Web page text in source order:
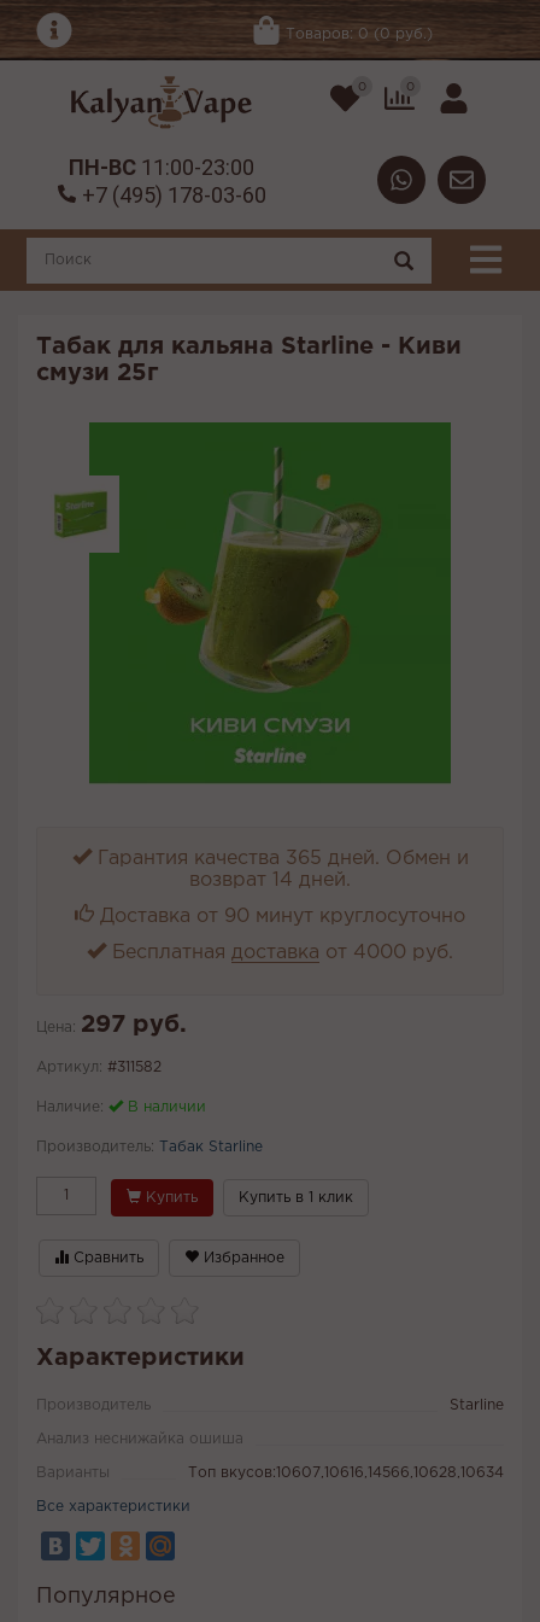
Товаров: 0 (0 руб.)
0 0
ПН-ВС 11:00-23:00
+7 (495) 178-03-60
Табак для кальяна Starline - Киви
смузи 25г
Гарантия качества 365 дней. Обмен и
возврат 14 дней.
Доставка от 90 минут круглосуточно
Бесплатная доставка от 4000 руб.
Цена: 297 руб.
Артикул: #311582
Наличие: В наличии
Производитель: Табак Starline
Купить Купить в 1 клик
Сравнить Избранное
Характеристики
Производитель Starline
Анализ неснижайка ошиша
Варианты Топ вкусов:10607,10616,14566,10628,10634
Все характеристики
Популярное